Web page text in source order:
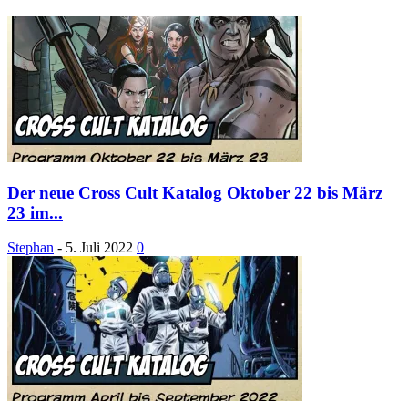
Der neue Cross Cult Katalog Oktober 22 bis März
23 im...
Stephan - 5. Juli 2022 0